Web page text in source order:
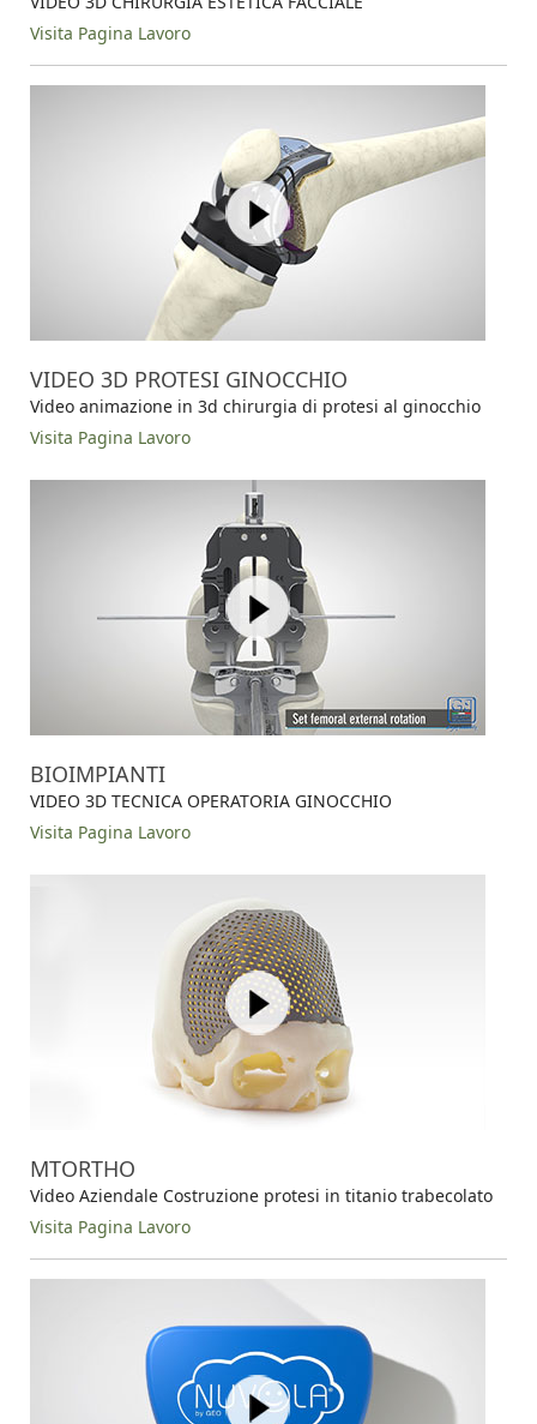
Visita Pagina Lavoro
VIDEO 3D PROTESI GINOCCHIO
Video animazione in 3d chirurgia di protesi al ginocchio
Visita Pagina Lavoro
BIOIMPIANTI
VIDEO 3D TECNICA OPERATORIA GINOCCHIO
Visita Pagina Lavoro
MTORTHO
Video Aziendale Costruzione protesi in titanio trabecolato
Visita Pagina Lavoro